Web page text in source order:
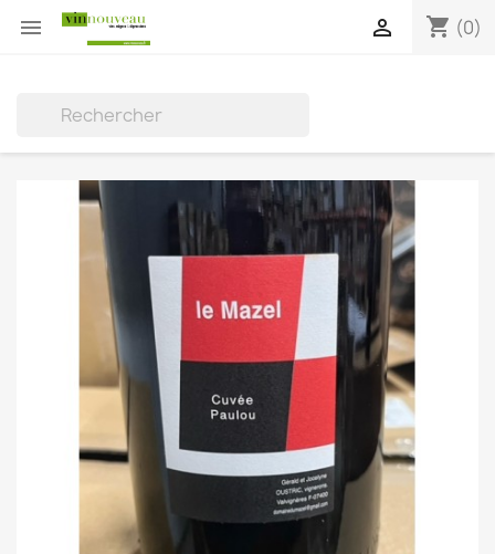
 shopping_cart (0)

